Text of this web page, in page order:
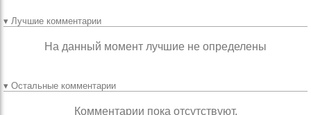
▾ Лучшие комментарии
На данный момент лучшие не определены
▾ Остальные комментарии
Комментарии пока отсутствуют.